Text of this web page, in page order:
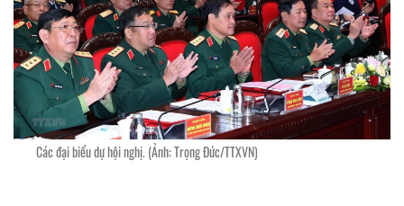
Các đại biểu dự hội nghị. (Ảnh: Trọng Đức/TTXVN)